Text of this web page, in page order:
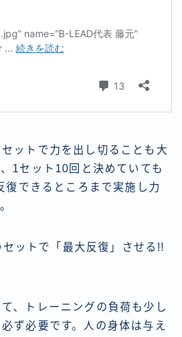
ットで力を出し切ることも大
1セット10回と決めていても
できるところまで実施し力
ットで「最大反復」させる!!
、トレーニングの負荷も少し
ず必要です。人の身体は与え